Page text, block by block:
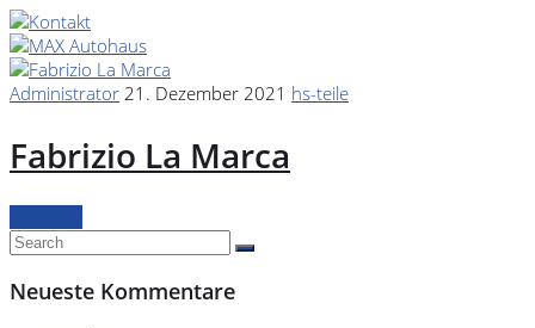
Marken
Fahrzeuge
M.A.X. Sale
E-Mobilität
Service
Administrator 21. Dezember 2021 hs-teile
Fabrizio La Marca
Neueste Kommentare